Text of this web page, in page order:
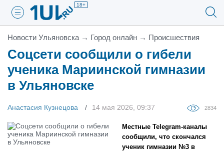
18+
Новости Ульяновска → Город онлайн → Проиcшествия
Соцсети сообщили о гибели
ученика Мариинской гимназии
в Ульяновске
Анастасия Кузнецова 14 мая 2026, 09:37 2834
Местные Telegram-каналы
сообщили, что скончался
ученик гимназии №3 в